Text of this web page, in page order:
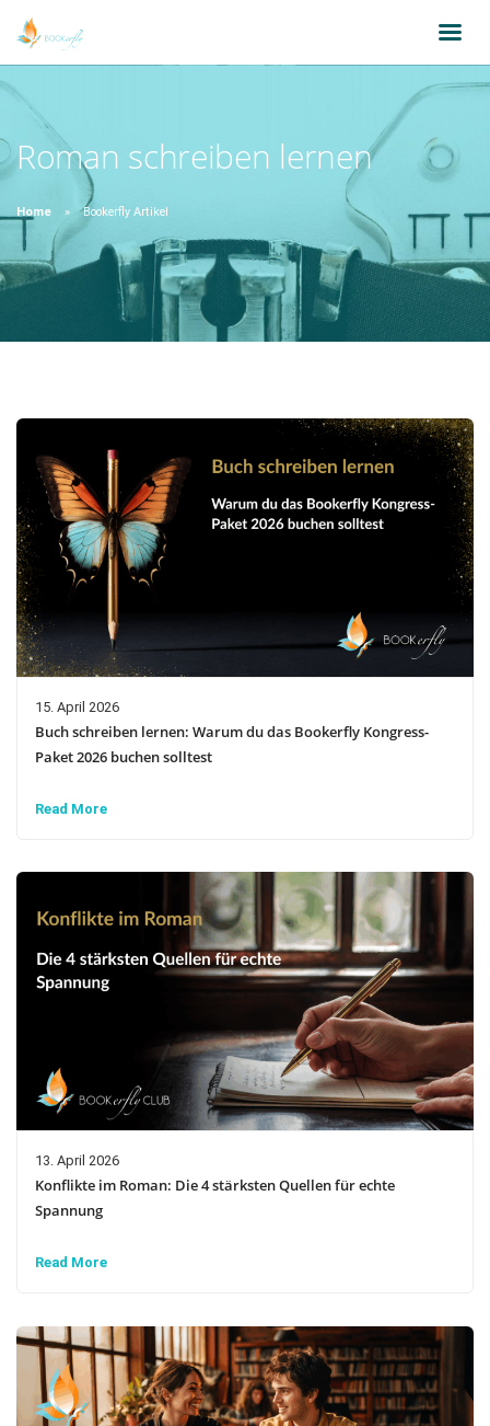
Roman schreiben lernen
Home Bookerfly Artikel
15. April 2026
Buch schreiben lernen: Warum du das Bookerfly Kongress-
Paket 2026 buchen solltest
Read More
13. April 2026
Konflikte im Roman: Die 4 stärksten Quellen für echte
Spannung
Read More